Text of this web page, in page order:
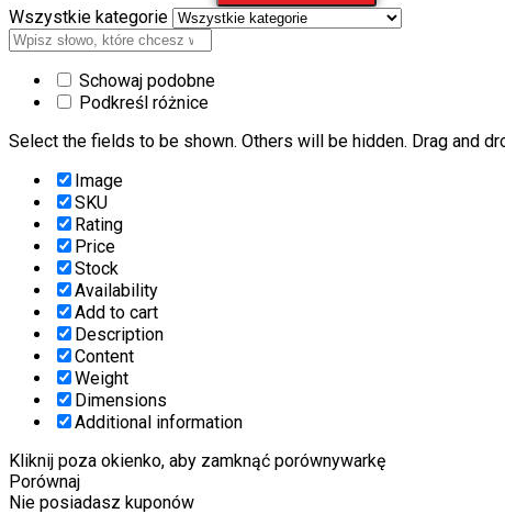
Wszystkie kategorie
Schowaj podobne
Podkreśl różnice
Select the fields to be shown. Others will be hidden. Drag and
Image
SKU
Rating
Price
Stock
Availability
Add to cart
Description
Content
Weight
Dimensions
Additional information
Kliknij poza okienko, aby zamknąć porównywarkę
Porównaj
Nie posiadasz kuponów